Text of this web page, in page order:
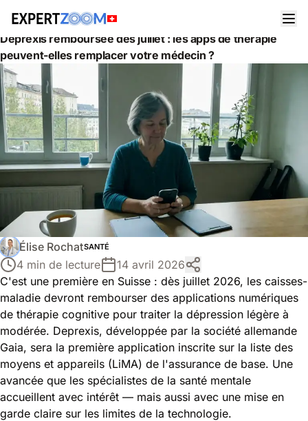
Actualités
Santé
Deprexis remboursée dès juillet : les apps de thérapie
peuvent-elles remplacer votre médecin ?
Élise RochatSANTÉ
4 min de lecture
14 avril 2026
C'est une première en Suisse : dès juillet 2026, les caisses-
maladie devront rembourser des applications numériques
de thérapie cognitive pour traiter la dépression légère à
modérée. Deprexis, développée par la société allemande
Gaia, sera la première application inscrite sur la liste des
moyens et appareils (LiMA) de l'assurance de base. Une
avancée que les spécialistes de la santé mentale
accueillent avec intérêt — mais aussi avec une mise en
garde claire sur les limites de la technologie.